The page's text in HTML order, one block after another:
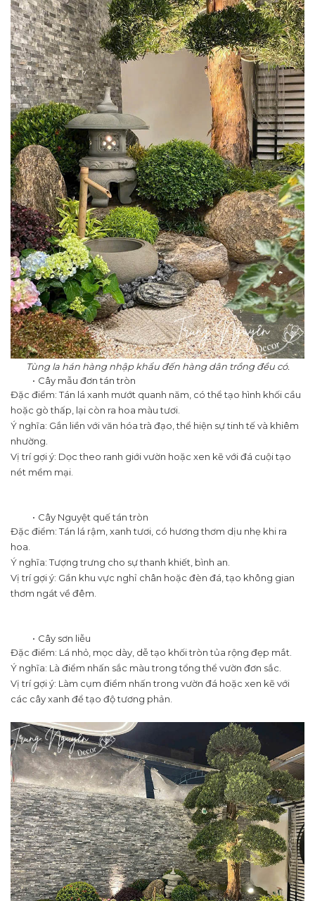
Tùng la hán hàng nhập khẩu đến hàng dân trồng đều có.
Cây mẫu đơn tán tròn
Đặc điểm: Tán lá xanh mướt quanh năm, có thể tạo hình khối cầu
hoặc gò thấp, lại còn ra hoa màu tươi.
Ý nghĩa: Gắn liền với văn hóa trà đạo, thể hiện sự tinh tế và khiêm
nhường.
Vị trí gợi ý: Dọc theo ranh giới vườn hoặc xen kẽ với đá cuội tạo
nét mềm mại.
Cây Nguyệt quế tán tròn
Đặc điểm: Tán lá rậm, xanh tươi, có hương thơm dịu nhẹ khi ra
hoa.
Ý nghĩa: Tượng trưng cho sự thanh khiết, bình an.
Vị trí gợi ý: Gần khu vực nghỉ chân hoặc đèn đá, tạo không gian
thơm ngát về đêm.
Cây sơn liễu
Đặc điểm: Lá nhỏ, mọc dày, dễ tạo khối tròn tủa rộng đẹp mắt.
Ý nghĩa: Là điểm nhấn sắc màu trong tổng thể vườn đơn sắc.
Vị trí gợi ý: Làm cụm điểm nhấn trong vườn đá hoặc xen kẽ với
các cây xanh để tạo độ tương phản.